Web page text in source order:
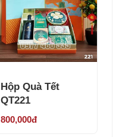
Hộp Quà Tết
QT221
800,000đ